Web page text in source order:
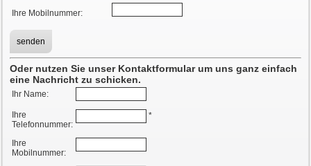
Ihre Mobilnummer:
Oder nutzen Sie unser Kontaktformular um uns ganz einfach
eine Nachricht zu schicken.
Ihr Name:
Ihre
Telefonnummer:
*
Ihre
Mobilnummer: